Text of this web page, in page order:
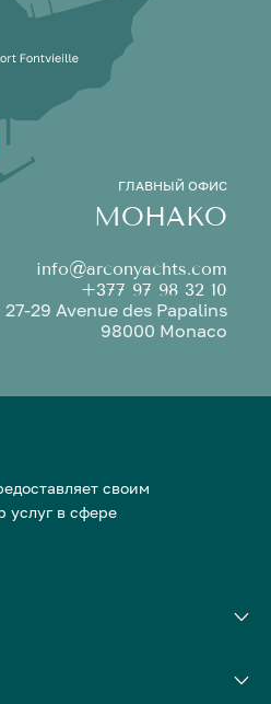
ГЛАВНЫЙ ОФИС
МОНАКО
info@arconyachts.com
+377 97 98 32 10
27-29 Avenue des Papalins
98000 Monaco
своим
услуг в сфере